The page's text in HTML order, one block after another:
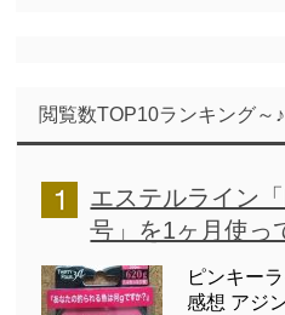
閲覧数TOP10ランキング～♪
エステルライン
号」を1ヶ月使っ
ピンキー
感想 アジ